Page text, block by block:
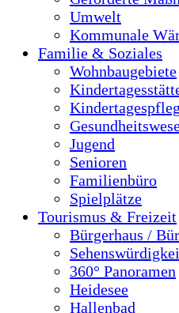
Umwelt
Kommunale
Familie & Soziales
Wohnbaugebiete
Jugend
Senioren
Familienbüro
Spielplätze
Tourismus & Freizeit
Bürgerhaus /
360° Panoramen
Heidesee
Hallenbad